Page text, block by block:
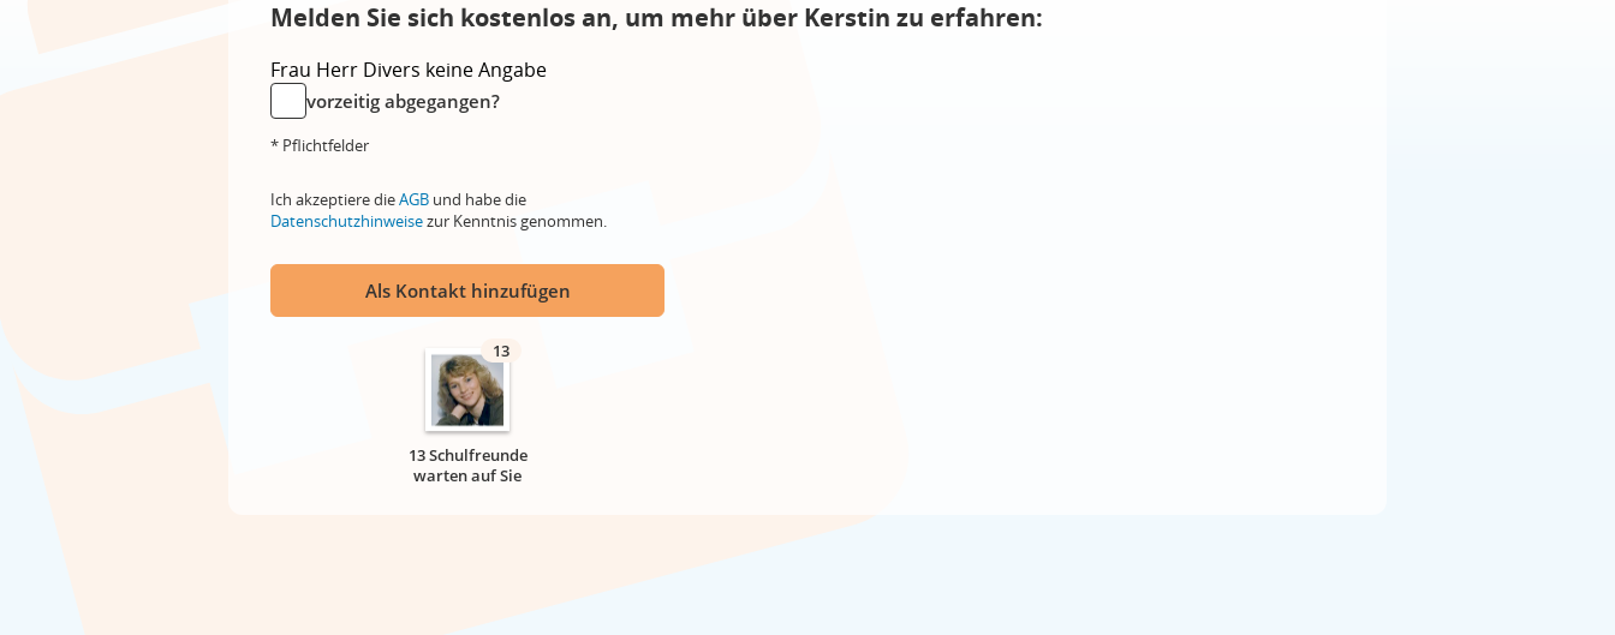
Melden Sie sich kostenlos an, um mehr über Kerstin zu erfahren:
Frau Herr Divers keine Angabe
vorzeitig abgegangen?
* Pflichtfelder
Ich akzeptiere dieAGB und habe die
Datenschutzhinweisezur Kenntnis genommen.
Als Kontakt hinzufügen
13
13 Schulfreunde
warten auf Sie